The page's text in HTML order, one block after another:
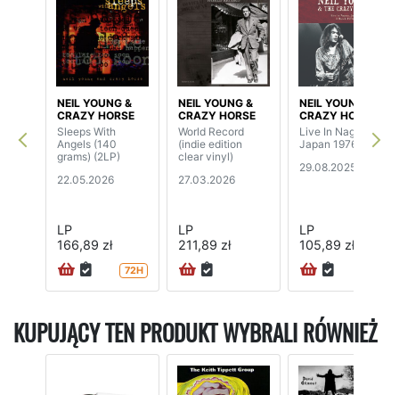
NEIL YOUNG &
CRAZY HORSE
Sleeps With
Angels (140
grams) (2LP)
22.05.2026
LP
166,89 zł
72H
NEIL YOUNG &
CRAZY HORSE
World Record
(indie edition
clear vinyl)
27.03.2026
LP
211,89 zł
NEIL YOUNG &
CRAZY HORSE
Live In Nagoya,
Japan 1976 (2LP)
29.08.2025
LP
105,89 zł
KUPUJĄCY TEN PRODUKT WYBRALI RÓWNIEŻ